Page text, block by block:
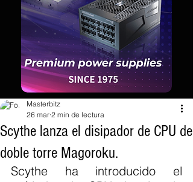
Scythe lanza el disipador de CPU de
doble torre Magoroku.
Masterbitz
26 mar 2 min de lectura
Scythe ha introducido el